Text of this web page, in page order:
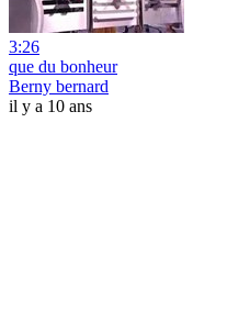
3:26
que du bonheur
Berny bernard
il y a 10 ans